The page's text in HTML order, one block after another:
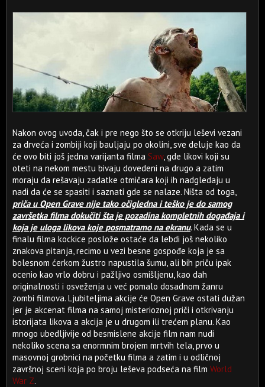
Nakon ovog uvoda, čak i pre nego što se otkriju leševi vezani
za drveća i zombiji koji bauljaju po okolini, sve deluje kao da
će ovo biti još jedna varijanta filma Saw, gde likovi koji su
oteti na nekom mestu bivaju dovedeni na drugo a zatim
moraju da rešavaju zadatke otmičara koji ih nadgledaju u
nadi da će se spasiti i saznati gde se nalaze. Ništa od toga,
priča u Open Grave nije tako očigledna i teško je do samog
završetka filma dokučiti šta je pozadina kompletnih događaja i
koja je uloga likova koje posmatramo na ekranu. Kada se u
finalu filma kockice poslože ostaće da lebdi još nekoliko
znakova pitanja, recimo u vezi besne gospođe koja je sa
bolesnom ćerkom žustro napustila šumu, ali bih priču ipak
ocenio kao vrlo dobru i pažljivo osmišljenu, kao dah
originalnosti i osveženja u već pomalo dosadnom žanru
zombi filmova. Ljubiteljima akcije će Open Grave ostati dužan
jer je akcenat filma na samoj misterioznoj priči i otkrivanju
istorijata likova a akcija je u drugom ili trećem planu. Kao
mnogo ubedljivije od besmislene akcije film nam nudi
nekoliko scena sa enormnim brojem mrtvih tela, prvo u
masovnoj grobnici na početku filma a zatim i u odličnoj
završnoj sceni koja po broju leševa podseća na film World
War Z.